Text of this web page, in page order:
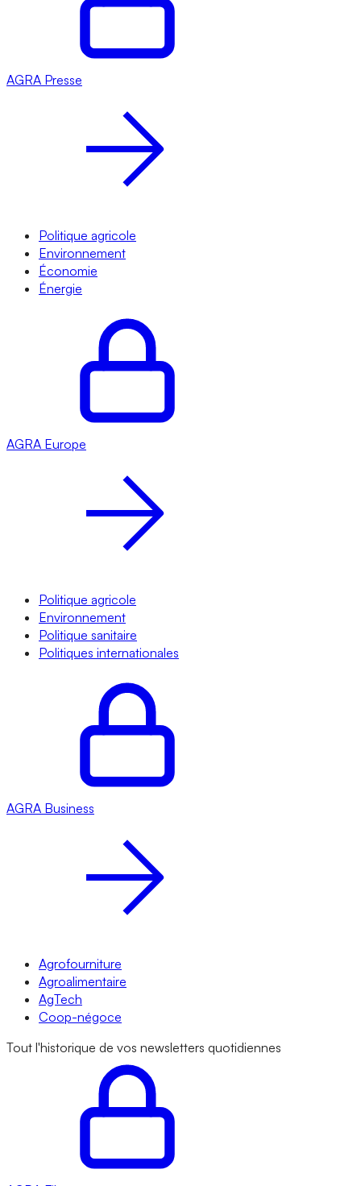
AGRA Presse
Politique agricole
Environnement
Économie
Énergie
AGRA Europe
Politique agricole
Environnement
Politique sanitaire
Politiques internationales
AGRA Business
Agrofourniture
Agroalimentaire
AgTech
Coop-négoce
Tout l'historique de vos newsletters quotidiennes